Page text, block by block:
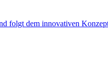
folgt dem innovativen